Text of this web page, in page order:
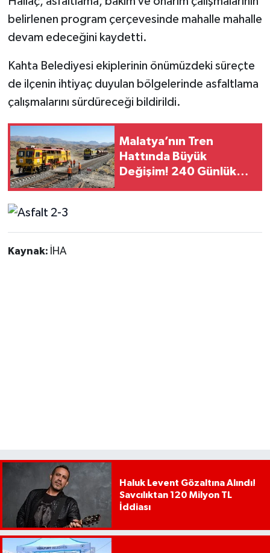
belirlenen program çerçevesinde mahalle mahalle
devam edeceğini kaydetti.
Kahta Belediyesi ekiplerinin önümüzdeki süreçte
de ilçenin ihtiyaç duyulan bölgelerinde asfaltlama
çalışmalarını sürdüreceği bildirildi.
Malatya’nın Tren
Hattında Büyük
Değişim! 240 Günlük
Kaynak: İHA
Haluk Levent Gözaltına Alındı!
Savcılıktan 120 Milyon TL
İddiası